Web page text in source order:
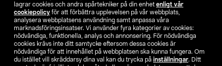
lagrar cookies och andra spårtekniker på din enhet enligt vår
cookiepolicy för att förbättra upplevelsen på vår webbplats,
analysera webbplatsens användning samt anpassa våra
marknadsföringsinsatser. Vi använder fyra kategorier av cookies:
nödvändiga, funktionella, analys och annonsering. För nödvändiga
cookies krävs inte ditt samtycke eftersom dessa cookies är
nödvändiga för att innehållet på webbplatsen ska kunna fungera. Om
du istället vill skräddarsy dina val kan du trycka på inställningar. Ditt
Hitta butik
SE NO FI